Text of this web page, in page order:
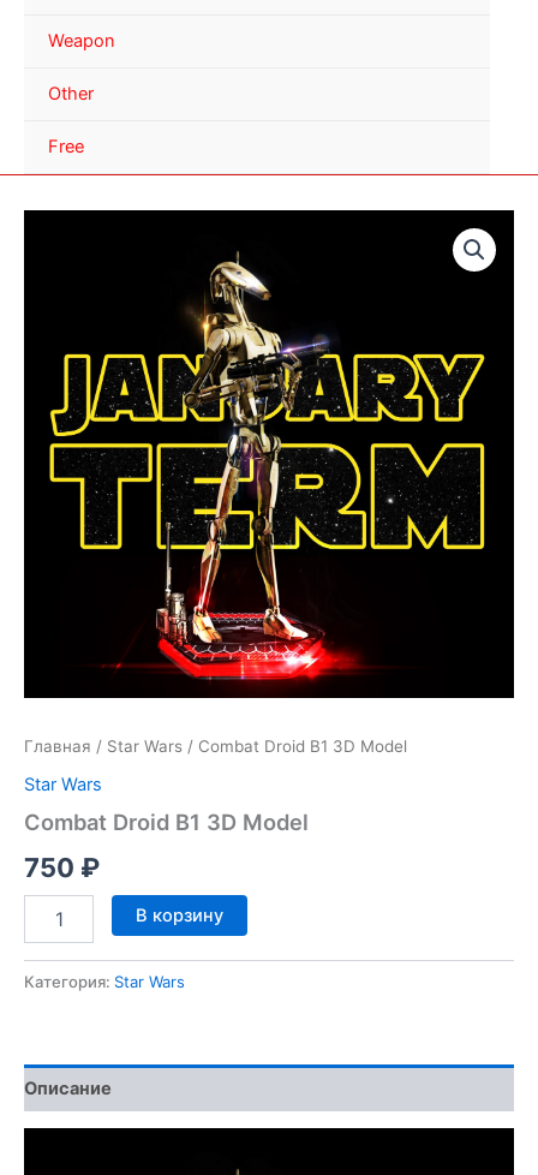
Weapon
Other
Free
Главная / Star Wars / Combat Droid B1 3D Model
Star Wars
Combat Droid B1 3D Model
750 ₽
Количество
товара
Droid
В корзину
Категория: Star Wars
Описание